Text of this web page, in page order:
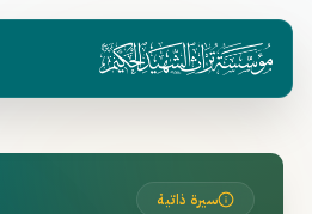
سيرة ذاتية